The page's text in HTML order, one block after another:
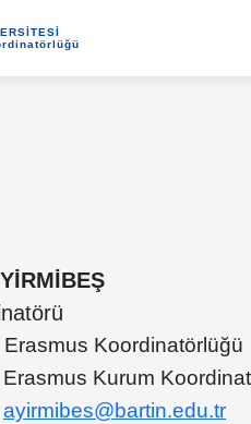
Erasmus Koordinatörlüğü
Erasmus Kurum
ayirmibes@bartin.edu.tr